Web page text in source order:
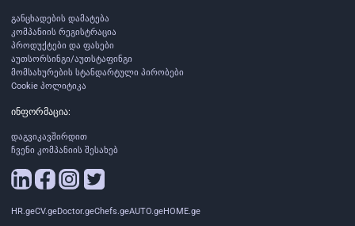
განცხადების დამატება
კომპანიის რეგისტრაცია
პროდუქტები და ფასები
აუთსორსინგი/აუთსტაფინგი
მომსახურების სტანდარტული პირობები
Cookie პოლიტიკა
ინფორმაცია:
დაგვიკავშირდით
ჩვენი კომპანიის შესახებ
HR.geCV.geDoctor.geChefs.geAUTO.geHOME.ge